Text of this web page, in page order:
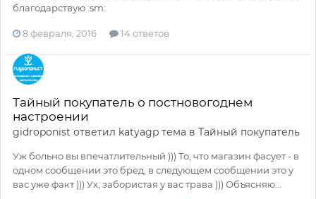
благодарствую :sm:
8 февраля, 2016 14 ответов
Тайный покупатель о постновогоднем
настроении
gidroponist ответил katyagp тема в Тайный покупатель
Уж больно вы впечатлительный ))) То, что магазин фасует - в
одном сообщении это бред, в следующем сообщении это у
вас уже факт ))) Ух, забористая у вас трава ))) Объясняю...